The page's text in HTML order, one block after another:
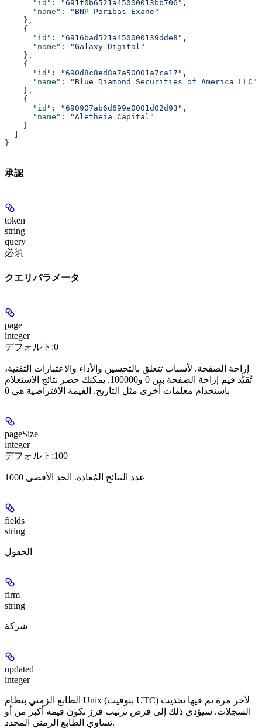
      "id"
: "691f0b6521a45000013bb706" ,
      "name"
:
"BNP Paribas Exane"
    },
    {
      "id"
: "6916bad521a450000139dde8" ,
      "name"
:
"Galaxy Digital"
    },
    {
      "id"
: "690d8c8ed8a7a50001a7ca17" ,
      "name"
:
"Blue Diamond Securities of America LLC"
    },
    {
      "id"
: "690907ab6d699e0001d02d93" ,
      "name"
:
"Aletheia Capital"
    }
}
承認
token
string
query
必須
クエリパラメータ
page
integer
デフォルト:0
إزاحة الصفحة. لأسباب تتعلق بالتحسين والأداء والاعتبارات التقنية،
تُقيَّد قيم إزاحة الصفحة بين 0 و100000. يمكنك حصر نتائج الاستعلام
باستخدام معلمات أخرى مثل التاريخ. القيمة الافتراضية هي 0
pageSize
integer
デフォルト:100
عدد النتائج المُعادة. الحد الأقصى 1000
fields
string
الحقول
firm
string
شركة
updated
integer
الطابع الزمني بنظام Unix (بتوقيت UTC) لآخر مرة تم فيها تحديث
السجلات. سيؤدي ذلك إلى فرض ترتيب فرز تكون قيمه أكبر من أو
تساوي الطابع الزمني المحدد.